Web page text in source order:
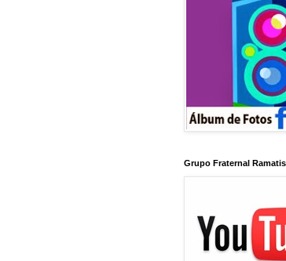
Grupo Fraternal Ramatis